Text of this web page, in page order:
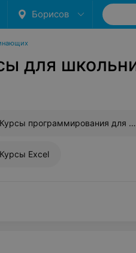
Борисов
для
Курсы программирования для школьников
Курсы Excel